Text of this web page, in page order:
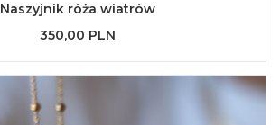
Naszyjnik róża wiatrów
350,00 PLN